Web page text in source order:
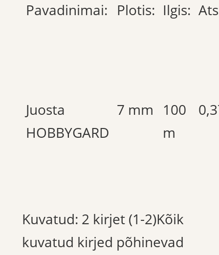
Pavadinimai: Plotis: Ilgis:
Juosta
HOBBYGARD
7 mm
100
m
Kuvatud: 2 kirjet (1-2)Kõik
kuvatud kirjed põhinevad